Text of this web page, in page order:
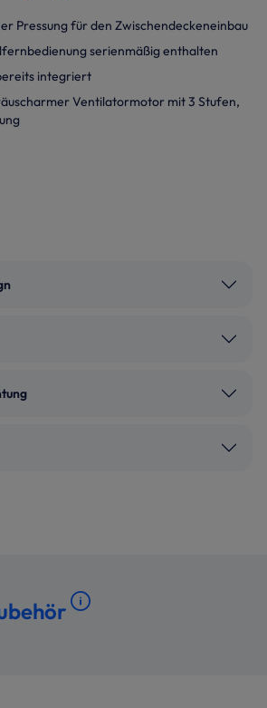
Pressung für den Zwischendeckeneinbau
serienmäßig enthalten
integriert
Ventilatormotor mit 3 Stufen,